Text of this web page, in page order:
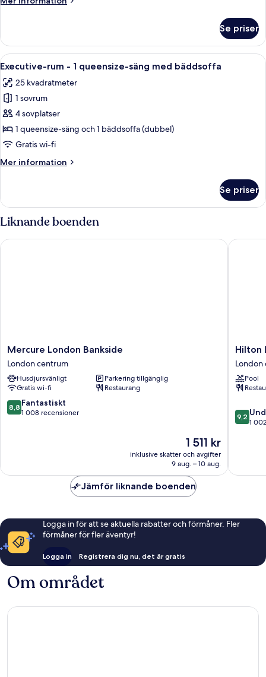
queensize-
bäddsoffa
rum
1
säng
med
Se priser
Öppna
alla
foton
för
Executive-
rum
-
queensize-
bäddsoffa
Ett hotellrum med en stor säng, ett
14
Executive-rum - 1 queensize-säng med bäddsoffa
25 kvadratmeter
1 sovrum
4 sovplatser
1 queensize-säng och 1 bäddsoffa (dubbel)
Gratis wi-fi
Mer information
Mer
rum
1
säng
Se priser
Liknande boenden
Mercure
London
Bankside
London
centrum
Mercure London Bankside
London centrum
Husdjursvänligt
Parkering tillgänglig
Gratis wi-fi
Restaurang
8.8
av
8,8 Fantastiskt
1 008 recensioner
Priset
är
1 511 kr
1 511 kr
inklusive skatter och avgifter
9 aug. – 10 aug.
Mercure London Bankside
Hilton
London
London
centrum
Hilton
London
Pool
9.2
av
9,2
1
Hilton
Jämför liknande boenden
Logga in för att se aktuella rabatter och förmåner. Fler
förmåner för fler äventyr!
Logga in Registrera dig nu, det är gratis
Om området